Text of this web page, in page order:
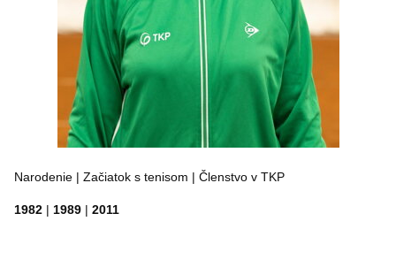
Narodenie | Začiatok s tenisom | Členstvo v TKP
1982 | 1989 | 2011